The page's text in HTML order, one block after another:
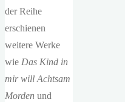
der Reihe
erschienen
weitere Werke
wie Das Kind in
mir will Achtsam
Morden und